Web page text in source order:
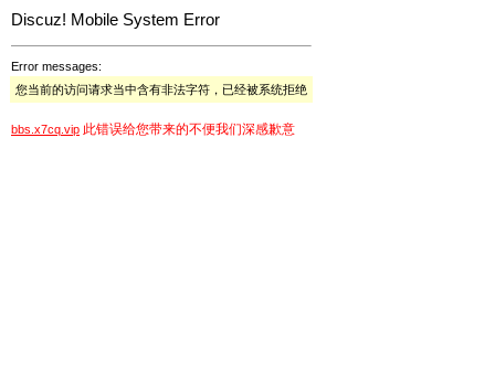
Discuz! Mobile System Error
Error messages:
您当前的访问请求当中含有非法字符，已经被系统拒绝
bbs.x7cq.vip 此错误给您带来的不便我们深感歉意